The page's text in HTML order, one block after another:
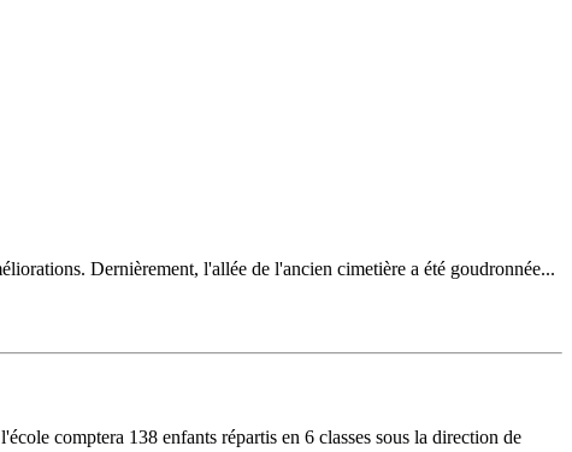
Dernièrement, l'allée de l'ancien cimetière a été goudronnée...
comptera 138 enfants répartis en 6 classes sous la direction de